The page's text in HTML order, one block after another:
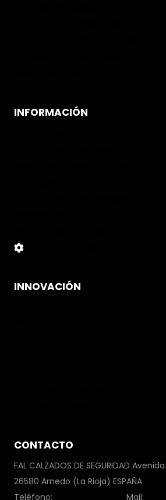
INFORMACIÓN
INNOVACIÓN
CONTACTO
FAL CALZADOS DE SEGURIDAD
26580 Arnedo (La Rioja) ESPAÑA
Teléfono:
Mail: